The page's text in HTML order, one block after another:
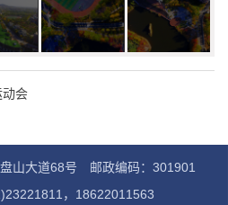
动会
山大道68号 邮政编码：301901
，18622011563